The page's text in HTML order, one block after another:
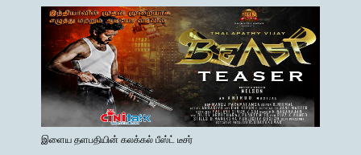
இளைய தளபதியின் கலக்கல் பீஸ்ட் டீசர்